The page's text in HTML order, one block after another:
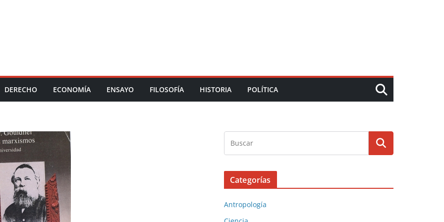
DERECHO ECONOMÍA ENSAYO FILOSOFÍA HISTORIA POLÍTICA
Categorías
Antropología